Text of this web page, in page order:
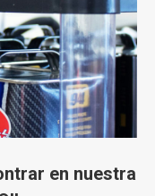
en nuestra